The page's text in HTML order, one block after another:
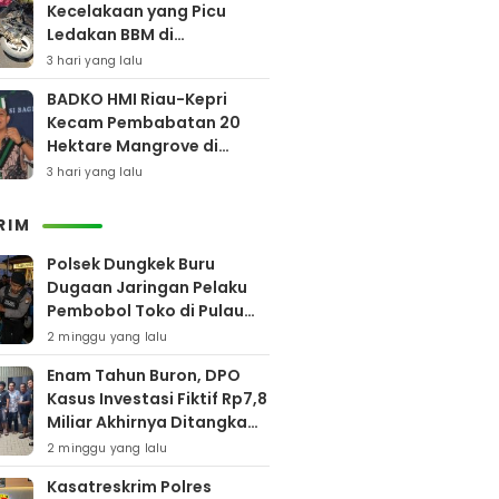
Kecelakaan yang Picu
Ledakan BBM di
Pamekasan
3 hari yang lalu
BADKO HMI Riau-Kepri
Kecam Pembabatan 20
Hektare Mangrove di
Bengkalis
3 hari yang lalu
Polsek Dungkek Buru
Dugaan Jaringan Pelaku
Pembobol Toko di Pulau
Gili Iyang
2 minggu yang lalu
Enam Tahun Buron, DPO
Kasus Investasi Fiktif Rp7,8
Miliar Akhirnya Ditangkap
Polres Pamekasan
2 minggu yang lalu
Kasatreskrim Polres